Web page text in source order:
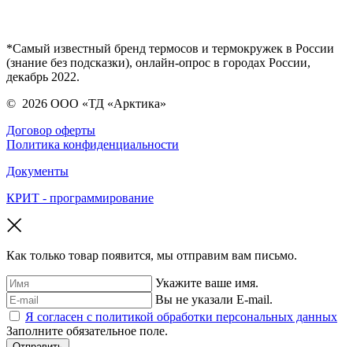
*Самый известный бренд термосов и термокружек в России
(знание без подсказки), онлайн-опрос в городах России,
декабрь 2022.
© 2026 ООО «ТД «Арктика»
Договор оферты
Политика конфиденциальности
Документы
КРИТ - программирование
Как только товар появится, мы отправим вам письмо.
Укажите ваше имя.
Вы не указали E-mail.
Я согласен с политикой обработки персональных данных
Заполните обязательное поле.